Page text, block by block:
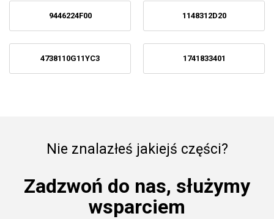
9446224F00 1148312D20
4738110G11YC3 1741833401
Nie znalazłeś jakiejś części?
Zadzwoń do nas, służymy
wsparciem